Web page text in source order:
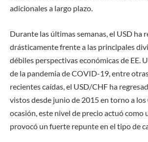
adicionales a largo plazo.
Durante las últimas semanas, el USD ha
drásticamente frente a las principales
débiles perspectivas económicas de EE.
de la pandemia de COVID-19, entre
recientes caídas, el USD/CHF ha
vistos desde junio de 2015 en torno a los
ocasión, este nivel de precio actuó como
provocó un fuerte repunte en el tipo de